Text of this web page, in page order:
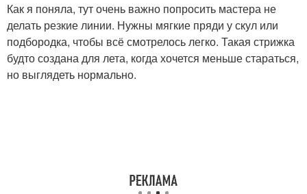
Как я поняла, тут очень важно попросить мастера не
делать резкие линии. Нужны мягкие пряди у скул или
подбородка, чтобы всё смотрелось легко. Такая стрижка
будто создана для лета, когда хочется меньше стараться,
но выглядеть нормально.